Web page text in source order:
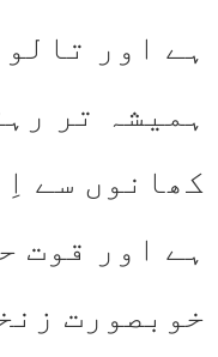
ہے اور
ہمیشہ تر
کھانوں سے
ہے اور قوت
خوبصورت